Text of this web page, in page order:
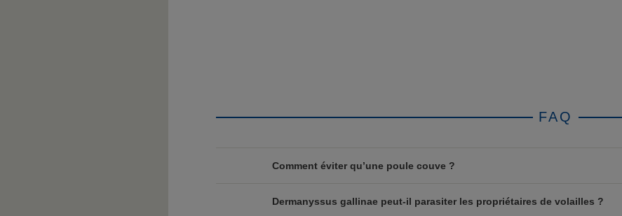
FAQ
Comment éviter qu’une poule couve ?
Dermanyssus gallinae peut-il parasiter les propriétaires de volailles ?